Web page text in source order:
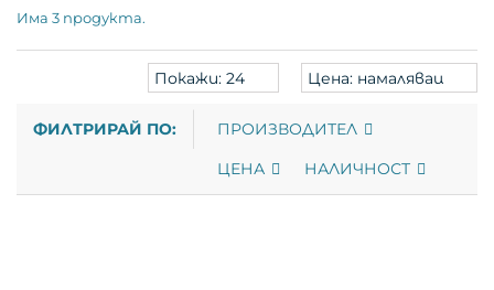
Има 3 продукта.
Sort
products
Products
per
ФИЛТРИРАЙ ПО:
ПРОИЗВОДИТЕЛ
ЦЕНА
НАЛИЧНОСТ